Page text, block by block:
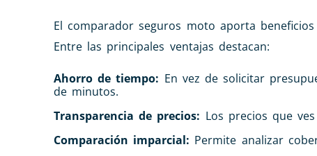
El comparador seguros moto aporta
Entre las principales ventajas destacan:
Ahorro de tiempo: En vez de solicitar
de minutos.
Transparencia de precios: Los precios que
Comparación imparcial: Permite analizar